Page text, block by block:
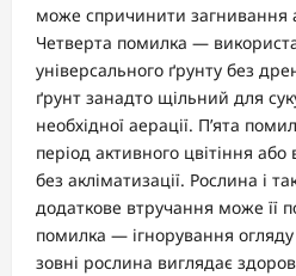
може спричинити загнивання
Четверта помилка —
універсального ґрунту без
ґрунт занадто щільний для
необхідної аерації. П’ята
період активного цвітіння або
без акліматизації. Рослина і
додаткове втручання може її
помилка — ігнорування
зовні рослина виглядає